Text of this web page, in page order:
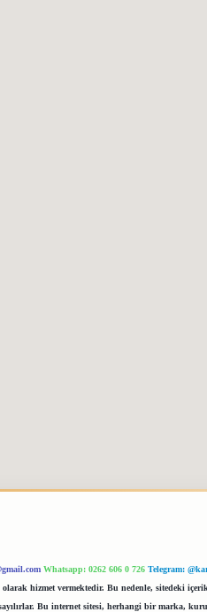
Whatsapp: 0262 606 0 726 Telegram:
hizmet vermektedir. Bu nedenle, sitedeki
Bu internet sitesi, herhangi bir marka,